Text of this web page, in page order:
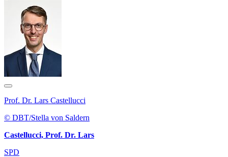
Prof. Dr. Lars Castellucci
© DBT/Stella von Saldern
Castellucci, Prof. Dr. Lars
SPD